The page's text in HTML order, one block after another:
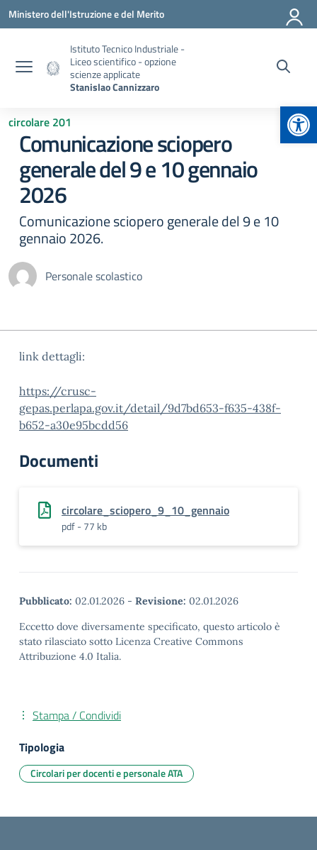
Vai ai contenuti
Vai al menu di navigazione
Vai al footer
Ministero dell'Istruzione e del Merito
Istituto Tecnico Industriale -
Liceo scientifico - opzione
scienze applicate
Stanislao Cannizzaro
circolare 201
Comunicazione sciopero
generale del 9 e 10 gennaio
2026
Comunicazione sciopero generale del 9 e 10
gennaio 2026.
Personale scolastico
link dettagli:
https://crusc-
gepas.perlapa.gov.it/detail/9d7bd653-f635-438f-
b652-a30e95bcdd56
Documenti
circolare_sciopero_9_10_gennaio
pdf - 77 kb
Pubblicato: 02.01.2026 - Revisione: 02.01.2026
Eccetto dove diversamente specificato, questo articolo è
stato rilasciato sotto Licenza Creative Commons
Attribuzione 4.0 Italia.
Stampa / Condividi
Tipologia
Circolari per docenti e personale ATA